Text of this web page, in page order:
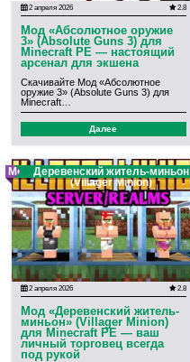
2 апреля 2026 2.8
Мод «Абсолютное оружие
3» (Absolute Guns 3) для
Minecraft PE — настоящий
арсенал для экшена
Скачивайте Мод «Абсолютное
оружие 3» (Absolute Guns 3) для
Minecraft…
Далее
Мод
Деревенский житель-миньон
(Villager Minion)
2 апреля 2026 2.8
Мод «Деревенский житель-
миньон» (Villager Minion)
для Minecraft PE — ваш
личный торговец всегда
под рукой